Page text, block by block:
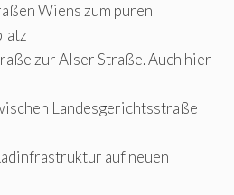
Wiens zum puren
zur Alser Straße. Auch hier
Landesgerichtsstraße
auf neuen